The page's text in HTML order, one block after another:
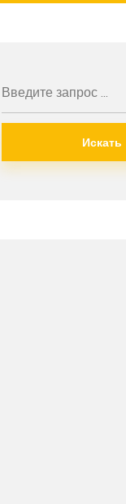
Искать